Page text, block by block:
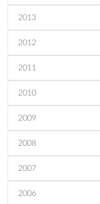
2013
2012
2011
2010
2009
2008
2007
2006